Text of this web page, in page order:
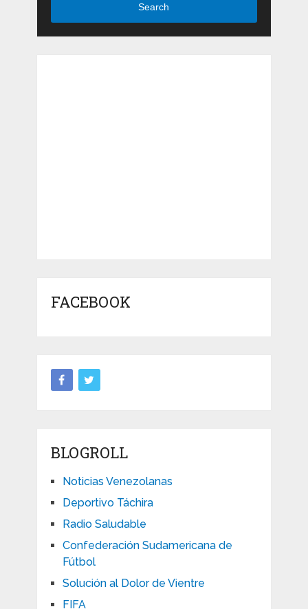
Search
FACEBOOK
BLOGROLL
Noticias Venezolanas
Deportivo Táchira
Radio Saludable
Confederación Sudamericana de
Fútbol
Solución al Dolor de Vientre
FIFA